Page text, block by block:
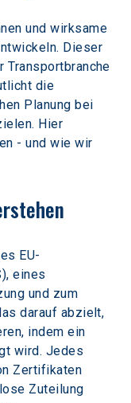
und wirksame
Dieser
Transportbranche
die
Planung bei
Hier
- und wie wir
EU-
eines
und zum
darauf abzielt,
indem ein
wird. Jedes
Zertifikaten
Zuteilung